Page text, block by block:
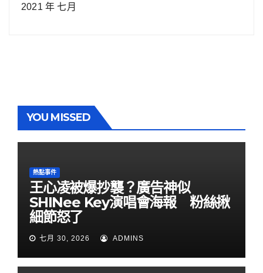
2021 年 七月
YOU MISSED
熱點事件
王心凌被爆抄襲？廣告神似
SHINee Key演唱會海報 粉絲揪
細節怒了
七月 30, 2026 ADMINS